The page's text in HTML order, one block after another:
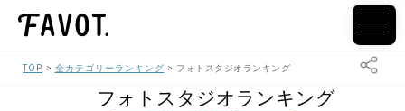
TOP 全カテゴリーランキング フォトスタジオランキング
フォトスタジオランキング